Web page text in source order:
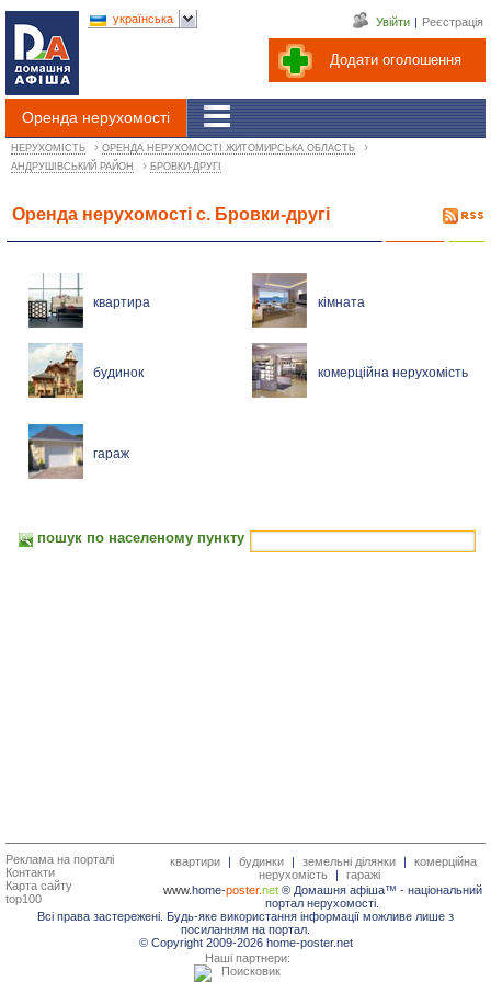
Додати оголошення
Увійти | Реєстрація
Оренда нерухомості
українська
НЕРУХОМІСТЬ › ОРЕНДА НЕРУХОМОСТІ ЖИТОМИРСЬКА ОБЛАСТЬ ›
АНДРУШІВСЬКИЙ РАЙОН › БРОВКИ-ДРУГІ
Оренда нерухомості с. Бровки-другі
квартира кімната
будинок комерційна нерухомість
гараж
пошук по населеному пункту
Реклама на порталі
Контакти
Карта сайту
top100
квартири | будинки | земельні ділянки |
комерційна
нерухомість
|
гаражі
www.home-poster.net® Домашня афіша™ - національний
портал нерухомості.
Всі права застережені. Будь-яке використання інформації можливе лише з
посиланням на портал.
© Copyright 2009-2026 home-poster.net
Наші партнери: